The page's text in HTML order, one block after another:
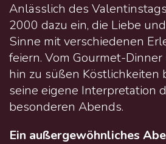
Anlässlich des
2000 dazu ein, die Liebe
Sinne mit verschiedenen
feiern. Vom Gourmet-
hin zu süßen Köstlichkeiten
seine eigene Interpretation
besonderen Abends.
Ein außergewöhnliches